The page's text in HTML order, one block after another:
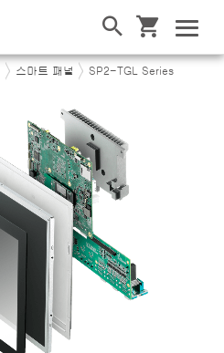
스마트 패널 SP2-TGL Series